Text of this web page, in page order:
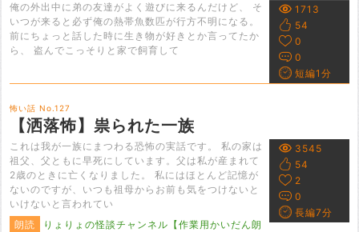
俺の外出中に弟の友達がよく遊びに来るんだけど、 そ
いつが来ると必ず俺の熱帯魚数匹が行方不明になる。
前にちょっと話した時に生き物が好きとか言ってたか
ら、 盗んでこっそりと家で飼育して
1713
54
0
0
短編1分
怖い話 No.127
【洒落怖】祟られた一族
これは我が一族にまつわる恐怖の実話です。 私の家は
祖父、父ともに早死にしています。父は私が産まれて
2歳のときに亡くなりました。 私にはほとんど記憶が
ないのですが、いつも祖母からお前も気をつけないと
いけないと言われてい
朗読
りょりょの怪談チャンネル【作業用かいだん朗
3545
54
2
0
長編7分